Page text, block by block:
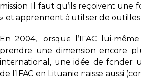
mission. Il faut qu’ils reçoivent une
» et apprennent à utiliser de outilles
En 2004, lorsque l’IFAC lui-
prendre une dimension encore
international, une idée de fonder
de l’IFAC en Lituanie naisse aussi